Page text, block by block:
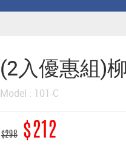
(2入優惠組)
Model : 101-C
$298 $212